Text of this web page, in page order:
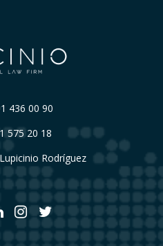
436 00 90
575 20 18
Rodríguez